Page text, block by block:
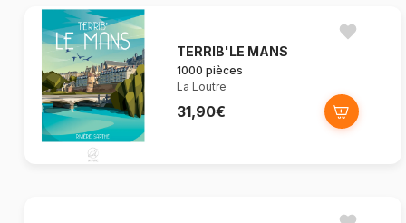
TERRIB'LE MANS
1000 pièces
La Loutre
31,90€